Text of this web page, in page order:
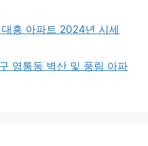
흥 아파트 2024년 시세
영통동 벽산 및 풍림 아파